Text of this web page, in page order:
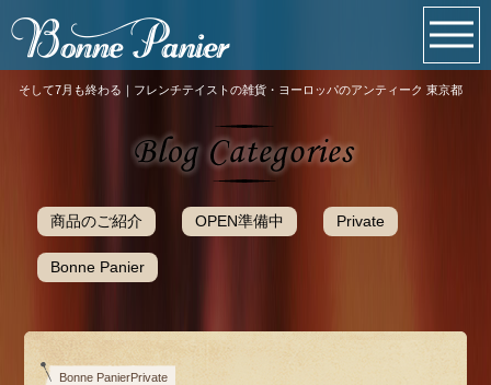
そして7月も終わる｜フレンチテイストの雑貨・ヨーロッパのアンティーク 東京都
商品のご紹介 OPEN準備中 Private
Bonne Panier
Bonne PanierPrivate